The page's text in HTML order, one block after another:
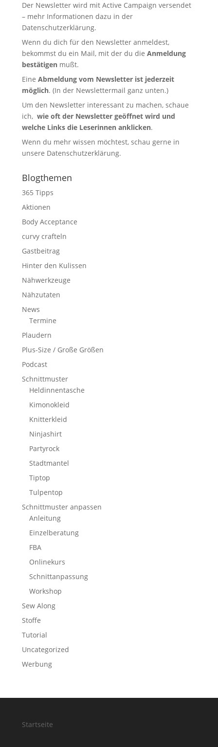
Der Newsletter wird mit Active Campaign versendet
– mehr Informationen dazu in der
Datenschutzerklärung.
Wenn du dich für den Newsletter anmeldest,
bekommst du ein Mail, mit der du die Anmeldung
bestätigenmußt.
Eine Abmeldung vom Newsletter ist jederzeit
möglich. (In der Newslettermail ganz unten.)
Um den Newsletter interessant zu machen, schaue
ich, wie oft der Newsletter geöffnet wird und
welche Links die Leserinnen anklicken.
Wenn du mehr wissen möchtest, schau gerne in
unsere Datenschutzerklärung.
Blogthemen
365 Tipps
Aktionen
Body Acceptance
curvy crafteln
Gastbeitrag
Hinter den Kulissen
Nähwerkzeuge
Nähzutaten
News
Termine
Plaudern
Plus-Size / Große Größen
Podcast
Schnittmuster
Heldinnentasche
Kimonokleid
Knitterkleid
Ninjashirt
Partyrock
Stadtmantel
Tiptop
Tulpentop
Schnittmuster anpassen
Anleitung
Einzelberatung
FBA
Onlinekurs
Schnittanpassung
Workshop
Sew Along
Stoffe
Tutorial
Uncategorized
Werbung
Startseite